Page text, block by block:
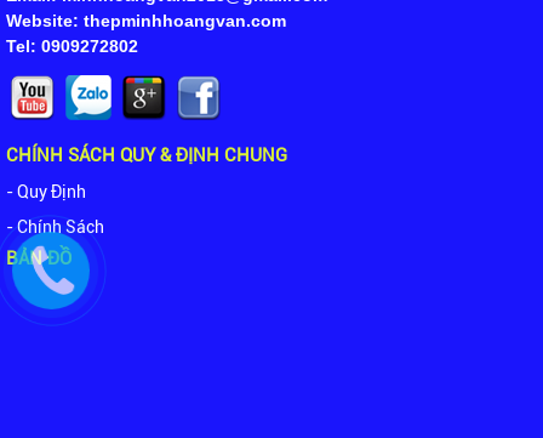
Website: thepminhhoangvan.com
Tel: 0909272802
CHÍNH SÁCH QUY & ĐỊNH CHUNG
- Quy Định
- Chính Sách
BẢN ĐỒ